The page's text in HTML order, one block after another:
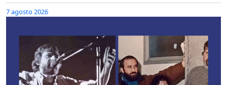
7 agosto 2026